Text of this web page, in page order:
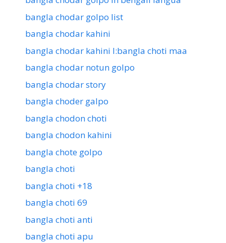
bangla chodar golpo list
bangla chodar kahini
bangla chodar kahini l:bangla choti maa
bangla chodar notun golpo
bangla chodar story
bangla choder galpo
bangla chodon choti
bangla chodon kahini
bangla chote golpo
bangla choti
bangla choti +18
bangla choti 69
bangla choti anti
bangla choti apu